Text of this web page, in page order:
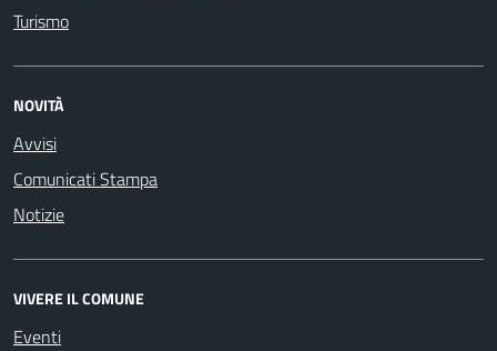
Turismo
NOVITÀ
Avvisi
Comunicati Stampa
Notizie
VIVERE IL COMUNE
Eventi